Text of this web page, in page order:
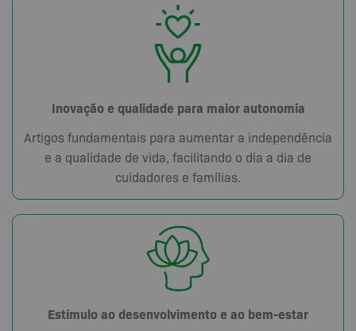
Inovação e qualidade para maior autonomia
Artigos fundamentais para aumentar a independência
e a qualidade de vida, facilitando o dia a dia de
cuidadores e famílias.
Estímulo ao desenvolvimento e ao bem-estar